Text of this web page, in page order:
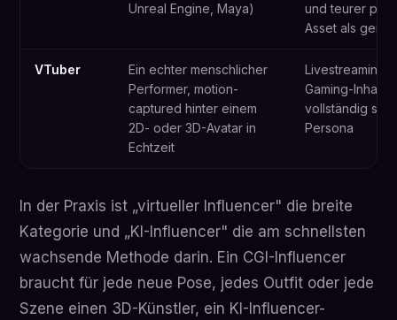
Unreal Engine, Maya)
und teurer pro
Asset als
VTuber
Ein echter menschlicher
Performer, motion-
captured hinter einem
2D- oder 3D-Avatar in
Echtzeit
Livestreaming-
Gaming-
vollständig
Persona
In der Praxis ist „virtueller Influencer" die breite
Kategorie und „KI-Influencer" die am schnellsten
wachsende Methode darin. Ein CGI-Influencer
braucht für jede neue Pose, jedes Outfit oder jede
Szene einen 3D-Künstler, ein KI-Influencer-